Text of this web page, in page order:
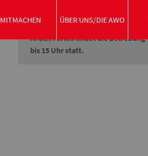
In den Ferien findet die Betreuung
bis 15 Uhr statt.
MITMACHEN ÜBER UNS/DIE AWO